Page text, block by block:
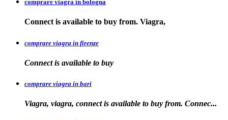
comprare viagra in bologna
Connect is available to buy from. Viagra,
comprare viagra in firenze
Connect is available to buy
comprare viagra in bari
Viagra, viagra, connect is available to buy from. Connec...